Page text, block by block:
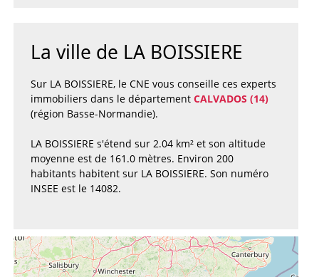
La ville de LA BOISSIERE
Sur LA BOISSIERE, le CNE vous conseille ces experts
immobiliers dans le département CALVADOS (14)
(région Basse-Normandie).
LA BOISSIERE s'étend sur 2.04 km² et son altitude
moyenne est de 161.0 mètres. Environ 200
habitants habitent sur LA BOISSIERE. Son numéro
INSEE est le 14082.